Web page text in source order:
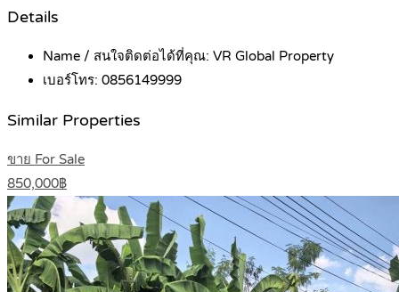
Details
Name / สนใจติดต่อได้ที่คุณ: VR Global Property
เบอร์โทร: 0856149999
Similar Properties
ขาย For Sale
850,000฿